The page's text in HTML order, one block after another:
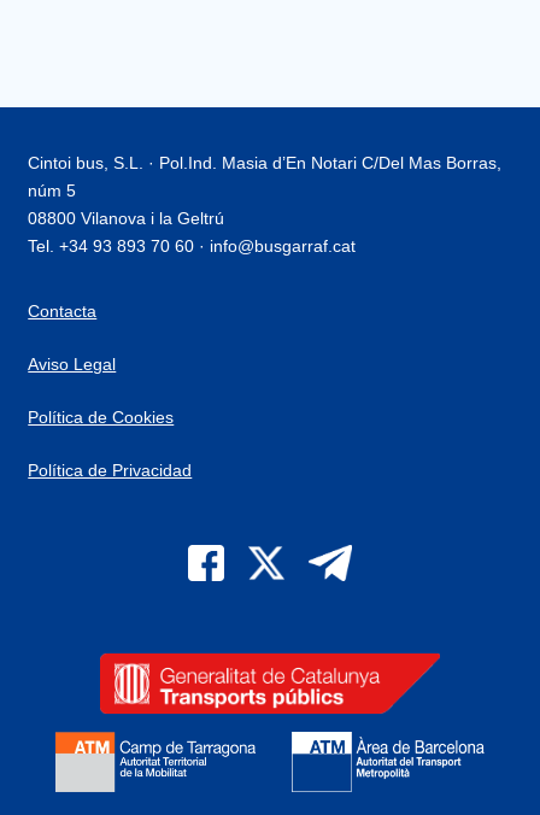
Cintoi bus, S.L. · Pol.Ind. Masia d’En Notari C/Del Mas Borras,
núm 5
08800 Vilanova i la Geltrú
Tel. +34 93 893 70 60 · info@busgarraf.cat
Contacta
Aviso Legal
Política de Cookies
Política de Privacidad